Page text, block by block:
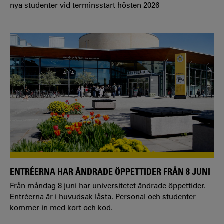
nya studenter vid terminsstart hösten 2026
ENTRÉERNA HAR ÄNDRADE ÖPPETTIDER FRÅN 8 JUNI
Från måndag 8 juni har universitetet ändrade öppettider.
Entréerna är i huvudsak låsta. Personal och studenter
kommer in med kort och kod.